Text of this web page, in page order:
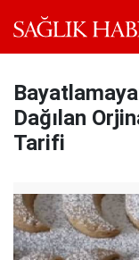
Dağılan
Tarifi